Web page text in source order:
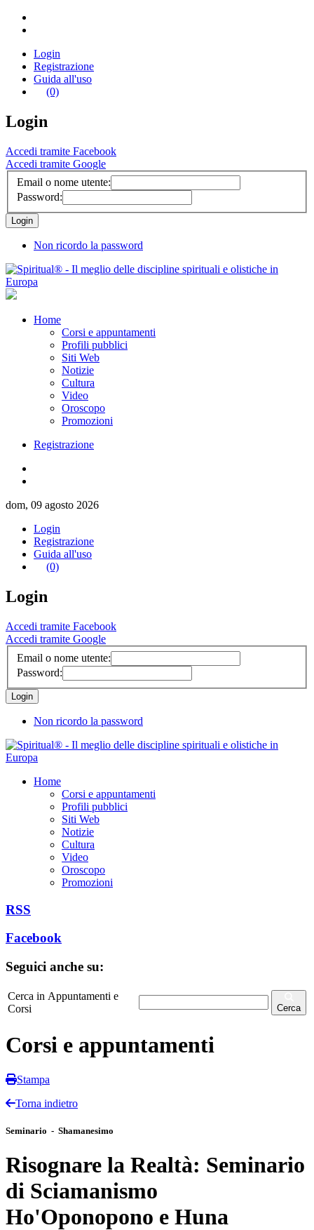
Login
Registrazione
Guida all'uso
(0)
Login
Accedi tramite Facebook
Accedi tramite Google
Email o nome utente:
Password:
Non ricordo la password
Home
Corsi e appuntamenti
Profili pubblici
Siti Web
Notizie
Cultura
Video
Oroscopo
Promozioni
Registrazione
dom, 09 agosto 2026
Login
Registrazione
Guida all'uso
(0)
Login
Accedi tramite Facebook
Accedi tramite Google
Email o nome utente:
Password:
Non ricordo la password
Home
Corsi e appuntamenti
Profili pubblici
Siti Web
Notizie
Cultura
Video
Oroscopo
Promozioni
RSS
Facebook
Seguici anche su:
Cerca in Appuntamenti e
Corsi
Cerca
Corsi e appuntamenti
Stampa
Torna indietro
Seminario - Shamanesimo
Risognare la Realtà: Seminario
di Sciamanismo
Ho'Oponopono e Huna